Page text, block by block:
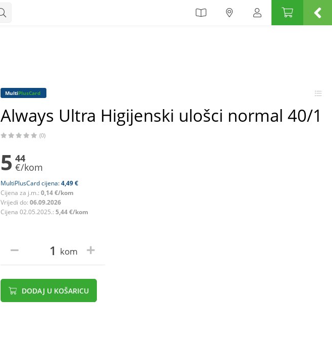
MultiPlusCard
Always Ultra Higijenski ulošci normal 40/1
(0)
5 44
€/kom
MultiPlusCard cijena:4,49 €
Cijena za j.m.: 0,14 €/kom
Vrijedi do: 06.09.2026
Cijena 02.05.2025.: 5,44 €/kom
kom
DODAJ U KOŠARICU